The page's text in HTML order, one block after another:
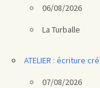
06/08/2026
La Turballe
ATELIER : écriture
07/08/2026